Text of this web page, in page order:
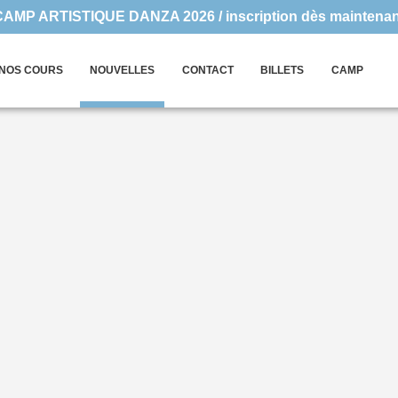
ARTISTIQUE DANZA 2026 / inscription dès
NOS COURS NOUVELLES CONTACT BILLETS CAMP